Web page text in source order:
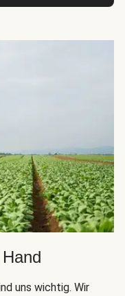
uns wichtig. Wir